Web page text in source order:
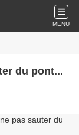
MENU
du pont...